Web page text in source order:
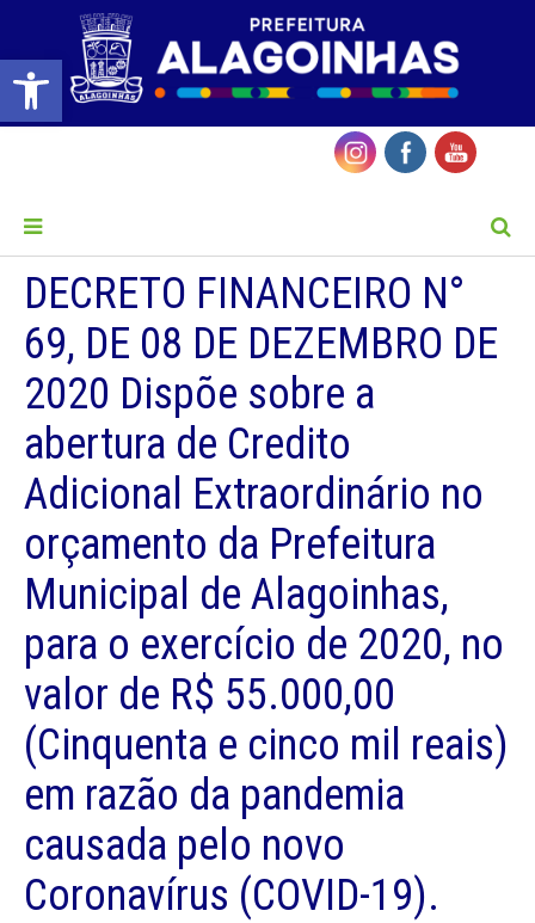
Barra de Ferramentas Aberta
DECRETO FINANCEIRO N°
69, DE 08 DE DEZEMBRO DE
2020 Dispõe sobre a
abertura de Credito
Adicional Extraordinário no
orçamento da Prefeitura
Municipal de Alagoinhas,
para o exercício de 2020, no
valor de R$ 55.000,00
(Cinquenta e cinco mil reais)
em razão da pandemia
causada pelo novo
Coronavírus (COVID-19).